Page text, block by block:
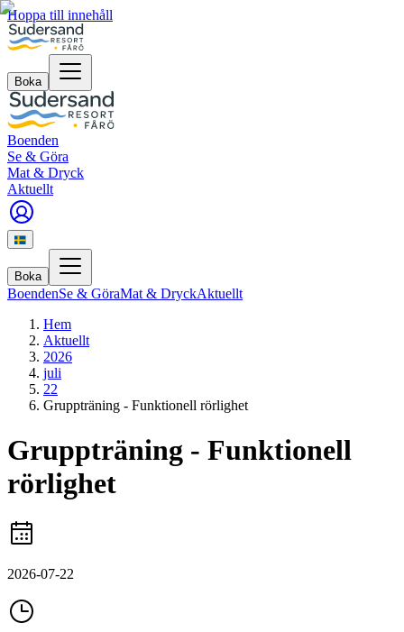
Hoppa till innehåll
Boka
Boenden
Se & Göra
Mat & Dryck
Aktuellt
Boka
BoendenSe & GöraMat & DryckAktuellt
Hem
Aktuellt
2026
juli
22
Gruppträning - Funktionell rörlighet
Gruppträning - Funktionell
rörlighet
2026-07-22